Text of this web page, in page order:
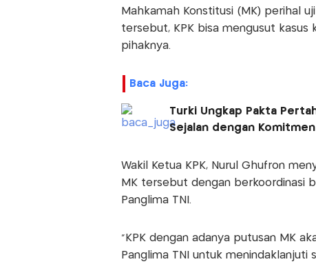
Mahkamah Konstitusi (MK) perihal
tersebut, KPK bisa mengusut
pihaknya.
Baca Juga:
Turki Ungkap Pakta
Sejalan dengan Komitmen
Wakil Ketua KPK, Nurul Ghufron
MK tersebut dengan berkoordinasi
Panglima TNI.
"KPK dengan adanya putusan MK
Panglima TNI untuk